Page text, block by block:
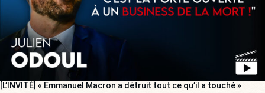
[L’INVITÉ] « Emmanuel Macron a détruit tout ce qu’il a touché »